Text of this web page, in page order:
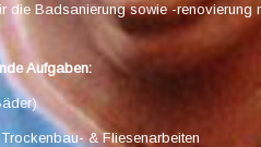
die Badsanierung sowie -renovierung
Aufgaben:
& Fliesenarbeiten